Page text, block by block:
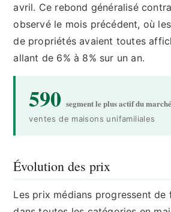
avril. Ce rebond généralisé
observé le mois précédent, où
de propriétés avaient toutes
allant de 6% à 8% sur un an.
590 segment le plus actif du marché
ventes de maisons unifamiliales
Évolution des prix
Les prix médians progressent de